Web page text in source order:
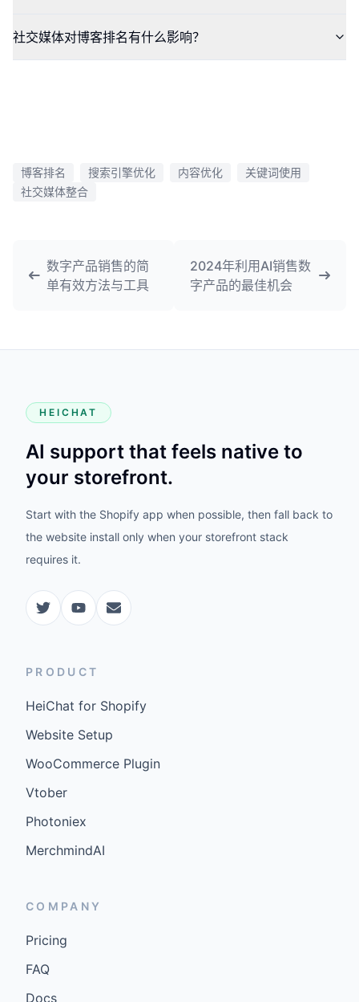
社交媒体对博客排名有什么影响？
博客排名 搜索引擎优化 内容优化
关键词使用
社交媒体整合
数字产品销售的简
单有效方法与工具
2024年利用AI销售数
字产品的最佳机会
HEICHAT
AI support that feels native to
your storefront.
Start with the Shopify app when possible, then fall back to
the website install only when your storefront stack
requires it.
PRODUCT
HeiChat for Shopify
Website Setup
WooCommerce Plugin
Vtober
Photoniex
MerchmindAI
COMPANY
Pricing
FAQ
Docs